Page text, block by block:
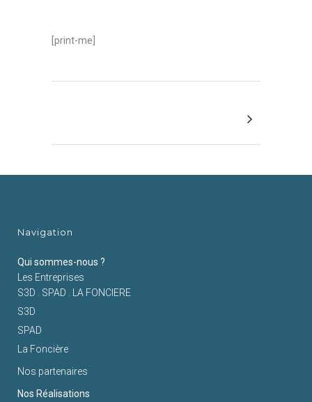
[print-me]
Navigation
Qui sommes-nous ?
Les Entreprises
S3D . SPAD . LA FONCIERE
S3D
SPAD
La Foncière
Nos partenaires
Nos Réalisations